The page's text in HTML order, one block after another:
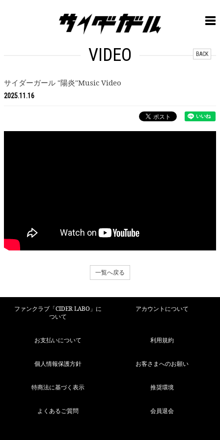
VIDEO BACK
サイダーガール "陽炎"Music Video
2025.11.16
一覧へ戻る
ファンクラブ「CIDER LABO」に
ついて
アカウントについて
お支払いについて 利用規約
個人情報保護方針 お客さまへのお願い
特商法に基づく表示 推奨環境
よくあるご質問 会員退会